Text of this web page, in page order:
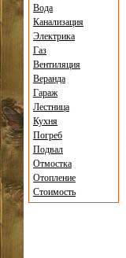
Вода
Канализация
Электрика
Газ
Вентиляция
Веранда
Гараж
Лестница
Кухня
Погреб
Подвал
Отмостка
Отопление
Стоимость